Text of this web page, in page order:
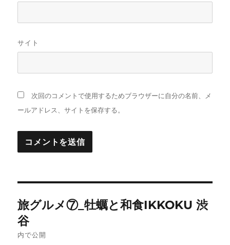
サイト
次回のコメントで使用するためブラウザーに自分の名前、メ
ールアドレス、サイトを保存する。
稿
ナ
旅グルメ⑦_牡蠣と和食IKKOKU 渋
谷
内で公開